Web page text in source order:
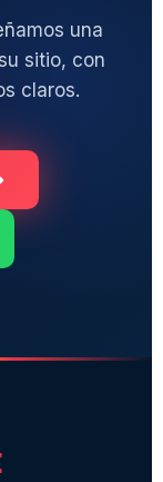
una
sitio, con
claros.